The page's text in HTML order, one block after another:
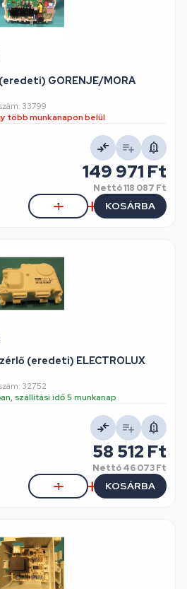
GORENJE/MORA
33799
több munkanapon belül
149 971 Ft
Nettó118 087 Ft
KOSÁRBA
(eredeti) ELECTROLUX
32752
szállítási idő 5 munkanap
58 512 Ft
Nettó46 073 Ft
KOSÁRBA